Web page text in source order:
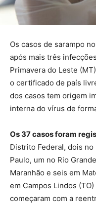
Os casos de sarampo
após mais três
Primavera do Leste
o certificado de país
dos casos tem origem
interna do vírus de
Os 37 casos foram
Distrito Federal, dois no
Paulo, um no Rio
Maranhão e seis em
em Campos Lindos
começaram com a